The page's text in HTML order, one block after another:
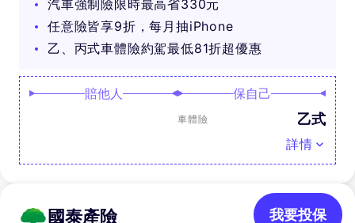
汽車強制險限時最高省330元
任意險皆享9折，每月抽iPhone
乙、丙式車體險約駕最低81折超優惠
賠他人 保自己
車體險 乙式
詳情
國泰產險 我要投保